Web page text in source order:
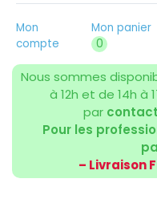
Mon
compte
Mon panier
0
Nous sommes
à 12h et de 14h à
par
Pour les
– Livraison